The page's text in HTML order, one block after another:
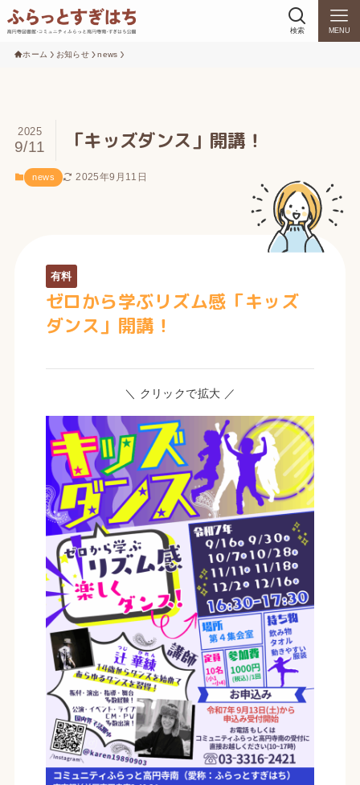
検索 MENU
ホーム お知らせ news
「キッズダンス」開講！
2025
9/11
news 2025年9月11日
有料
ゼロから学ぶリズム感「キッズ
ダンス」開講！
＼ クリックで拡大 ／